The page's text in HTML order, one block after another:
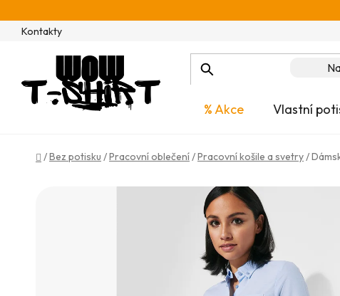
na
obsahKontakty
% Akce Vlastní
Domů
/Bez potisku /Pracovní oblečení/Pracovní košile a svetry/